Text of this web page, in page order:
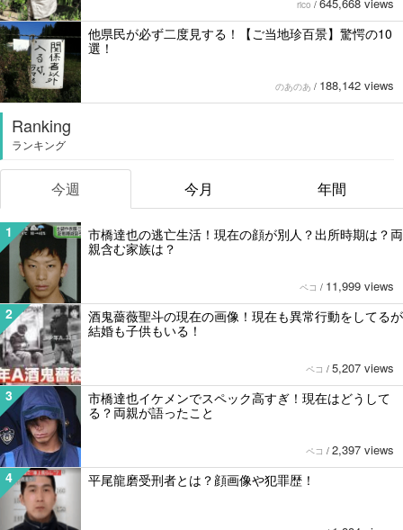
rico /
他県民が必ず二度見する！【ご当地珍百景】驚愕の10
選！
のあのあ / 188,142 views
Ranking
ランキング
今週 今月 年間
1
市橋達也の逃亡生活！現在の顔が別人？出所時期は？両
親含む家族は？
ペコ / 11,999 views
2
酒鬼薔薇聖斗の現在の画像！現在も異常行動をしてるが
結婚も子供もいる！
ペコ / 5,207 views
3
市橋達也イケメンでスペック高すぎ！現在はどうして
る？両親が語ったこと
ペコ / 2,397 views
4 平尾龍磨受刑者とは？顔画像や犯罪歴！